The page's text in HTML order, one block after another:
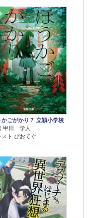
かごがかり７ 立穎小学校
甲田 学人
スト ぴおてぐ